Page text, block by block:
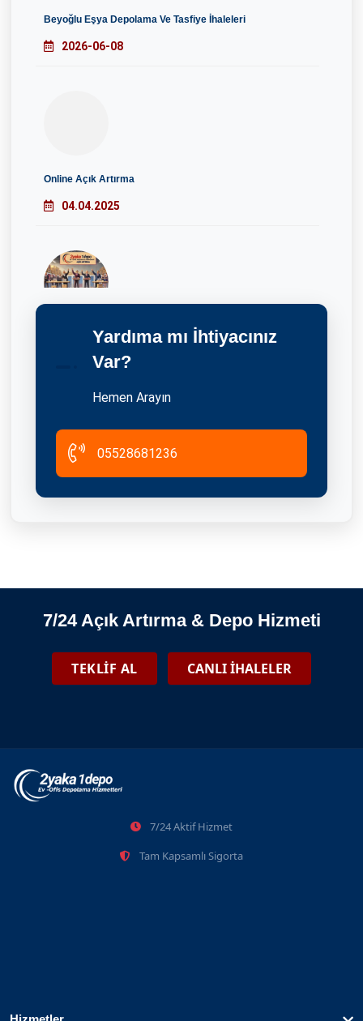
Beyoğlu Eşya Depolama Ve Tasfiye İhaleleri
2026-06-08
Online Açık Artırma
04.04.2025
İstanbul’un Tüm Semtlerinde Güvenilir Depolama Hizmeti
06.01.2025
Kiralık Eşya Deposu İstanbul
Silivri Eşya Depolama Ve Tasfiye İhaleleri
2026-06-08
Yardıma mı İhtiyacınız
Var?
Hemen Arayın
05528681236
7/24 Açık Artırma & Depo Hizmeti
TEKLİF AL CANLI İHALELER
7/24 Aktif Hizmet
Tam Kapsamlı Sigorta